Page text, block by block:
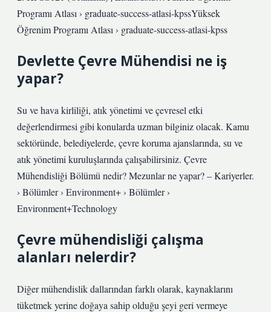
Programı Atlası › graduate-success-atlasi-kpssYüksek
Öğrenim Programı Atlası › graduate-success-atlasi-kpss
Devlette Çevre Mühendisi ne iş
yapar?
Su ve hava kirliliği, atık yönetimi ve çevresel etki
değerlendirmesi gibi konularda uzman bilginiz olacak. Kamu
sektöründe, belediyelerde, çevre koruma ajanslarında, su ve
atık yönetimi kuruluşlarında çalışabilirsiniz. Çevre
Mühendisliği Bölümü nedir? Mezunlar ne yapar? – Kariyerler.
› Bölümler › Environment+ › Bölümler ›
Environment+Technology
Çevre mühendisliği çalışma
alanları nelerdir?
Diğer mühendislik dallarından farklı olarak, kaynaklarını
tüketmek yerine doğaya sahip olduğu şeyi geri vermeye